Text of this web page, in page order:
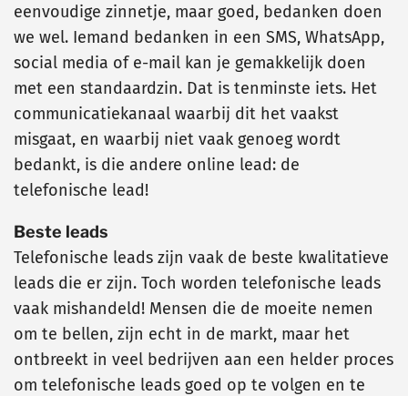
eenvoudige zinnetje, maar goed, bedanken doen
we wel. Iemand bedanken in een SMS, WhatsApp,
social media of e-mail kan je gemakkelijk doen
met een standaardzin. Dat is tenminste iets. Het
communicatiekanaal waarbij dit het vaakst
misgaat, en waarbij niet vaak genoeg wordt
bedankt, is die andere online lead: de
telefonische lead!
Beste leads
Telefonische leads zijn vaak de beste kwalitatieve
leads die er zijn. Toch worden telefonische leads
vaak mishandeld! Mensen die de moeite nemen
om te bellen, zijn echt in de markt, maar het
ontbreekt in veel bedrijven aan een helder proces
om telefonische leads goed op te volgen en te